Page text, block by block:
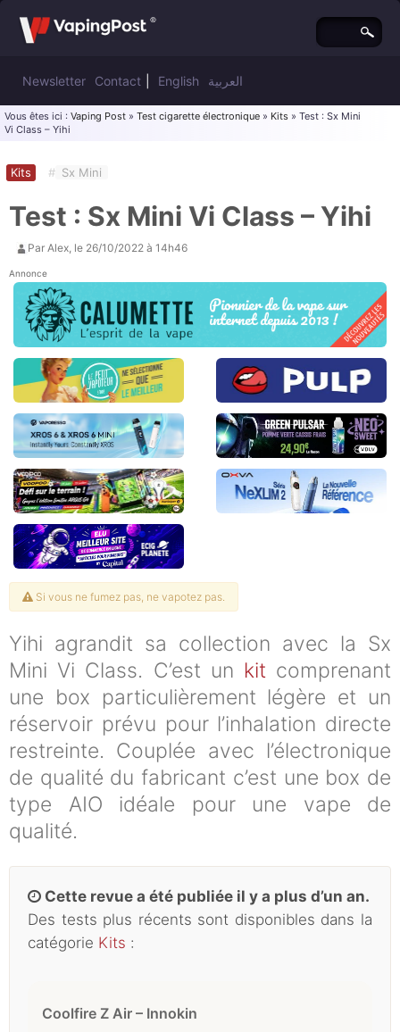
Newsletter Contact English العربية
Vous êtes ici : Vaping Post » Test cigarette électronique » Kits » Test : Sx Mini
Vi Class – Yihi
Test : Sx Mini Vi Class – Yihi
Kits # Sx Mini
Par Alex, le 26/10/2022 à 14h46
Annonce
Si vous ne fumez pas, ne vapotez pas.
Yihi agrandit sa collection avec la Sx
Mini Vi Class. C’est un kitcomprenant
une box particulièrement légère et un
réservoir prévu pour l’inhalation directe
restreinte. Couplée avec l’électronique
de qualité du fabricant c’est une box de
type AIO idéale pour une vape de
qualité.
Cette revue a été publiée il y a plus d’un an.
Des tests plus récents sont disponibles dans la
catégorie Kits :
Coolfire Z Air – Innokin